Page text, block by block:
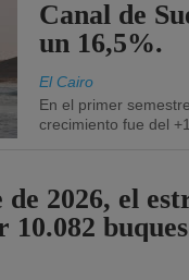
Canal de
un 16,5%.
El Cairo
En el primer
crecimiento fue del
2026, el